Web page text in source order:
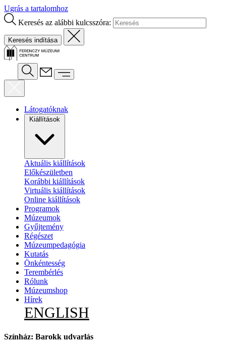
Ugrás a tartalomhoz
Keresés az alábbi kulcsszóra:
Látogatóknak
Kiállítások
Aktuális kiállítások
Előkészületben
Korábbi kiállítások
Virtuális kiállítások
Online kiállítások
Programok
Múzeumok
Gyűjtemény
Régészet
Múzeumpedagógia
Kutatás
Önkéntesség
Terembérlés
Rólunk
Múzeumshop
Hírek
ENGLISH
Színház: Barokk udvarlás